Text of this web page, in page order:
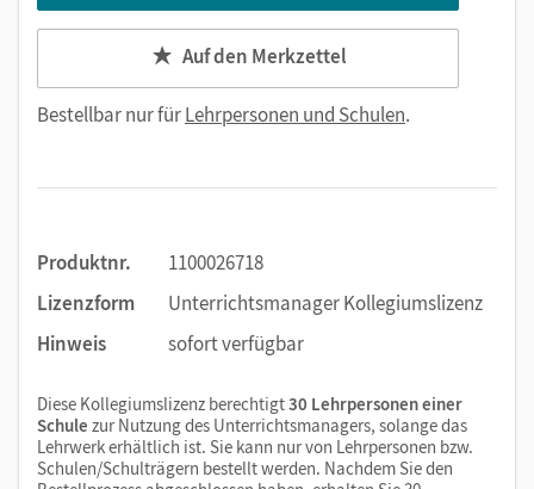
Auf den Merkzettel
Bestellbar nur fürLehrpersonen und Schulen.
Produktnr.
1100026718
Lizenzform
Unterrichtsmanager Kollegiumslizenz
Hinweis
sofort verfügbar
Diese Kollegiumslizenz berechtigt30 Lehrpersonen einer
Schule zur Nutzung des Unterrichtsmanagers, solange das
Lehrwerk erhältlich ist. Sie kann nur von Lehrpersonen bzw.
Schulen/Schulträgern bestellt werden. Nachdem Sie den